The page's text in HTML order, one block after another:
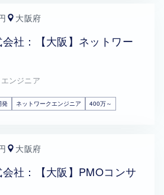
大阪府
社：【大阪】ネットワー
ンジニア
発 ネットワークエンジニア 400万～
大阪府
社：【大阪】PMOコンサ